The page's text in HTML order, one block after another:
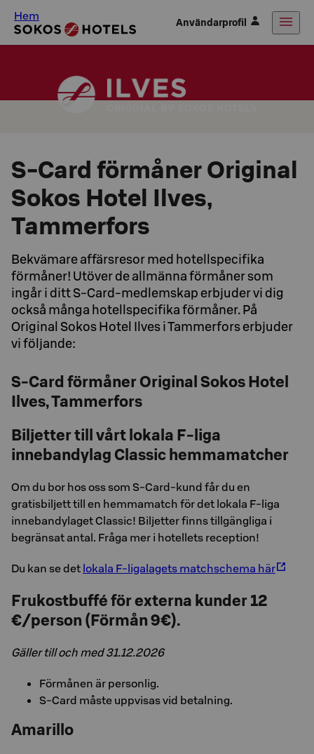
Hem Användarprofil
S-Card förmåner Original
Sokos Hotel Ilves,
Tammerfors
Bekvämare affärsresor med hotellspecifika
förmåner! Utöver de allmänna förmåner som
ingår i ditt S-Card-medlemskap erbjuder vi dig
också många hotellspecifika förmåner. På
Original Sokos Hotel Ilves i Tammerfors erbjuder
vi följande:
S-Card förmåner Original Sokos Hotel
Ilves, Tammerfors
Biljetter till vårt lokala F-liga
innebandylag Classic hemmamatcher
Om du bor hos oss som S-Card-kund får du en
gratisbiljett till en hemmamatch för det lokala F-liga
innebandylaget Classic! Biljetter finns tillgängliga i
begränsat antal. Fråga mer i hotellets reception!
Du kan se det lokala F-ligalagets matchschema här
Frukostbuffé för externa kunder 12
€/person (Förmån 9€).
Gäller till och med 31.12.2026
Förmånen är personlig.
S-Card måste uppvisas vid betalning.
Amarillo